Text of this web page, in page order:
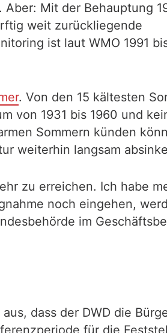
Mit der Behauptung
weit zurückliegende
ist laut WMO 1991
. Von den 15 kältesten
von 1931 bis 1960 und
Sommern künden
weiterhin langsam
zu erreichen. Ich habe
noch eingehen,
im
dass der DWD die
für die